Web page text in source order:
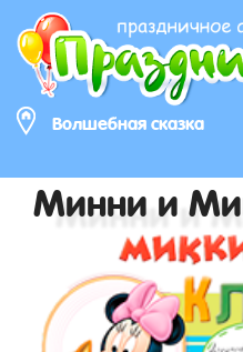
Волшебная сказка
Минни и